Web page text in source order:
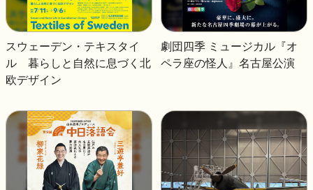
スウェーデン・テキスタイ
ル 暮らしと自然に息づく北
欧デザイン
劇団四季 ミュージカル『オ
ペラ座の怪人』名古屋公演